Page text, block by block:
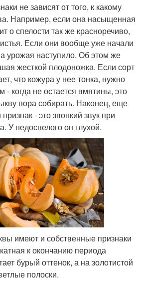
не зависят от того, к какому
Например, если она насыщенная
о спелости так же красноречиво,
Если они вообще уже начали
урожая наступило. Об этом же
жесткой плодоножка. Если сорт
что кожура у нее тонка, нужно
- когда не остается вмятины, это
пора собирать. Наконец, еще
- это звонкий звук при
У недоспелого он глухой.
имеют и собственные признаки
к окончанию периода
бурый оттенок, а на золотистой
полоски.